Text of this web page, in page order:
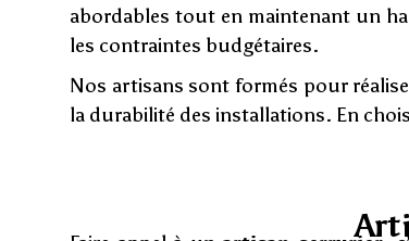
abordables tout en maintenant un
les contraintes budgétaires.
Nos artisans sont formés pour
la durabilité des installations. En